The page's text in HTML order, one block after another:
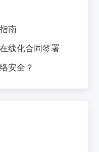
南
线化合同签署
安全？